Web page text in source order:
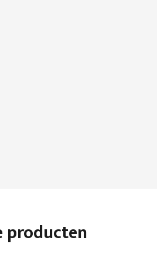
producten